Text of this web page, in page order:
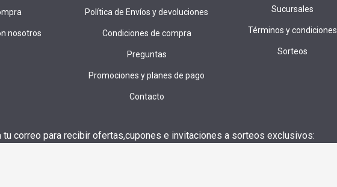
nosotros
Política de Envíos y devoluciones
Condiciones de compra
Preguntas
Promociones y planes de pago
Contacto
Sucursales
Términos y condiciones
Sorteos
tu correo para recibir ofertas,cupones e invitaciones a sorteos exclusivos: